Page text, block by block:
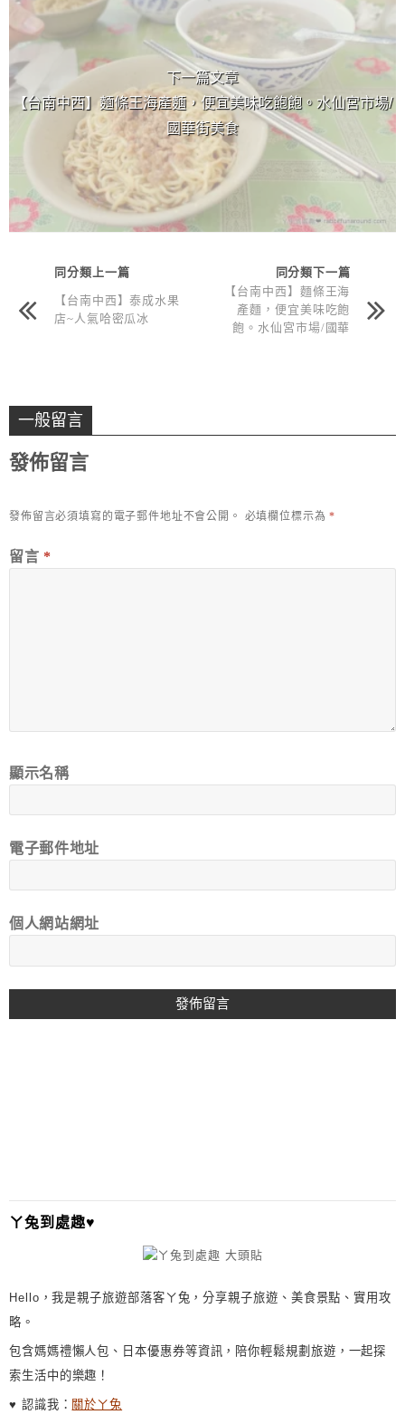
下一篇文章
【台南中西】麵條王海產麵，便宜美味吃飽飽。水仙宮市場/
國華街美食
同分類上一篇
【台南中西】泰成水果
店~人氣哈密瓜冰
同分類下一篇
【台南中西】麵條王海
產麵，便宜美味吃飽
飽。水仙宮市場/國華
一般留言
發佈留言
發佈留言必須填寫的電子郵件地址不會公開。 必填欄位標示為*
留言 *
顯示名稱
電子郵件地址
個人網站網址
I
V
ㄚ兔到處趣♥
Hello，我是親子旅遊部落客ㄚ兔，分享親子旅遊、美食景點、實用攻
略。
包含媽媽禮懶人包、日本優惠券等資訊，陪你輕鬆規劃旅遊，一起探
索生活中的樂趣！
♥ 認識我： 關於ㄚ兔